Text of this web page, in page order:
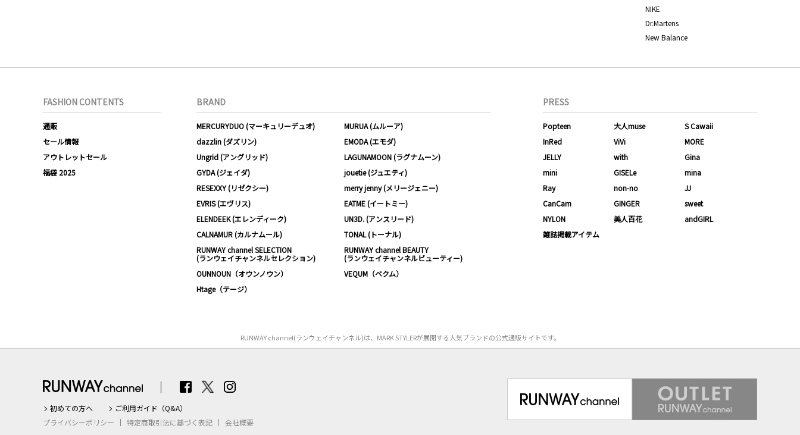
NIKE
Dr.Martens
New Balance
FASHION CONTENTS
通販
セール情報
アウトレットセール
福袋 2025
BRAND
MERCURYDUO (マーキュリーデュオ)
MURUA (ムルーア)
dazzlin (ダズリン)
EMODA (エモダ)
Ungrid (アングリッド)
LAGUNAMOON (ラグナムーン)
GYDA (ジェイダ)
jouetie (ジュエティ)
RESEXXY (リゼクシー)
merry jenny (メリージェニー)
EVRIS (エヴリス)
EATME (イートミー)
ELENDEEK (エレンディーク)
UN3D. (アンスリード)
CALNAMUR (カルナムール)
TONAL (トーナル)
RUNWAY channel SELECTION
(ランウェイチャンネルセレクション)
RUNWAY channel BEAUTY
(ランウェイチャンネルビューティー)
OUNNOUN（オウンノウン）
VEQUM（ベクム）
Htage（テージ）
PRESS
Popteen 大人muse
S Cawaii
InRed
ViVi
MORE
JELLY
with
Gina
mini
GISELe
mina
Ray
non-no
JJ
CanCam
GINGER
sweet
NYLON
美人百花
andGIRL
雑誌掲載アイテム
RUNWAY channel(ランウェイチャンネル)は、MARK STYLERが展開する人気ブランドの公式通販サイトです。
初めての方へ
ご利用ガイド（Q&A）
プライバシーポリシー
特定商取引法に基づく表記 会社概要